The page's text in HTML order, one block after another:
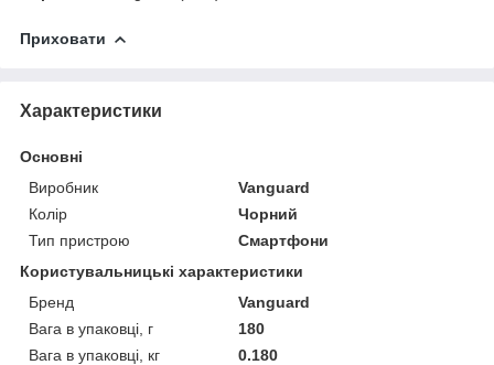
Приховати
Характеристики
Основні
Виробник
Vanguard
Колір
Чорний
Тип пристрою
Смартфони
Користувальницькі характеристики
Бренд
Vanguard
Вага в упаковці, г
180
Вага в упаковці, кг
0.180